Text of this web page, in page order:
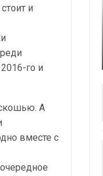
и
го и
А
вместе с